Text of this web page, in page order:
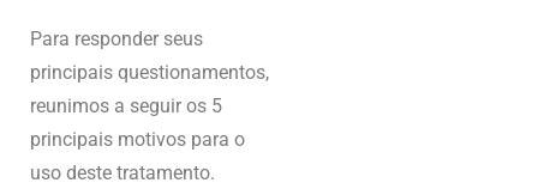
Para responder seus
principais questionamentos,
reunimos a seguir os 5
principais motivos para o
uso deste tratamento.